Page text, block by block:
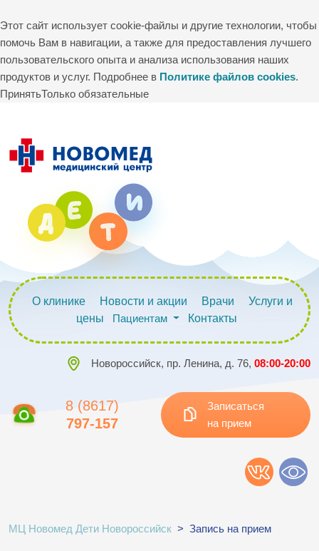
Этот сайт использует cookie-файлы и другие технологии, чтобы
помочь Вам в навигации, а также для предоставления лучшего
пользовательского опыта и анализа использования наших
продуктов и услуг. Подробнее в Политике файлов cookies.
ПринятьТолько обязательные
О клинике Новости и акции Врачи
Услуги и
цены
Пациентам Контакты
Новороссийск, пр. Ленина, д. 76, 08:00-20:00
8 (8617)
797-157
Записаться
на прием
МЦ Новомед Дети Новороссийск > Запись на прием